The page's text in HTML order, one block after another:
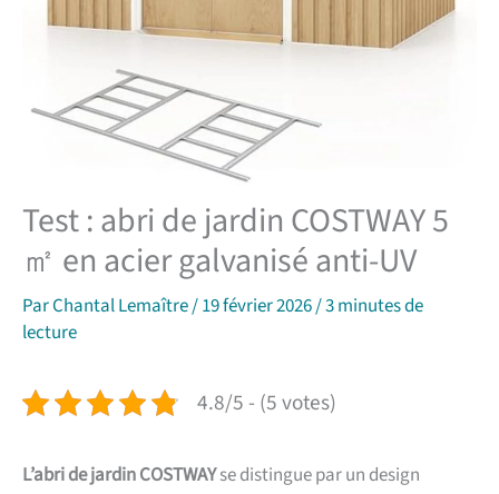
Test : abri de jardin COSTWAY 5
㎡ en acier galvanisé anti-UV
ParChantal Lemaître/19 février 2026/3 minutes de
lecture
4.8/5 - (5 votes)
L’abri de jardin COSTWAYse distingue par un design